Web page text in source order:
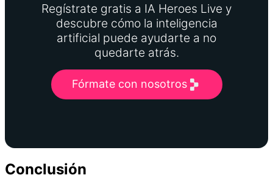
Regístrate gratis a IA Heroes Live y
descubre cómo la inteligencia
artificial puede ayudarte a no
quedarte atrás.
Fórmate con nosotros
Conclusión